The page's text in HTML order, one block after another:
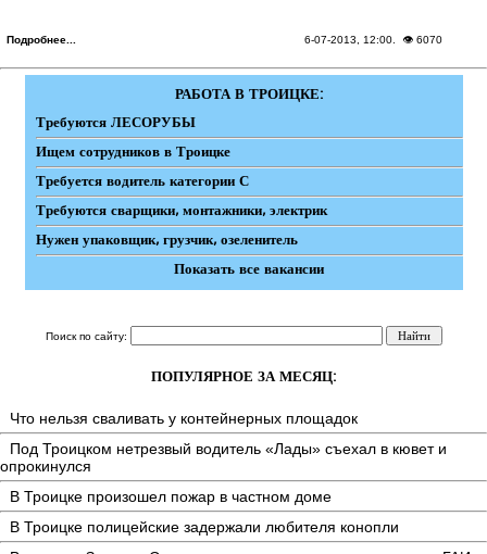
Подробнее... 6-07-2013, 12:00 . 👁 6070
РАБОТА В ТРОИЦКЕ:
Требуются ЛЕСОРУБЫ
Ищем сотрудников в Троицке
Требуется водитель категории С
Требуются сварщики, монтажники, электрик
Нужен упаковщик, грузчик, озеленитель
Показать все вакансии
Поиск по сайту:
ПОПУЛЯРНОЕ ЗА МЕСЯЦ:
Что нельзя сваливать у контейнерных площадок
Под Троицком нетрезвый водитель «Лады» съехал в кювет и
опрокинулся
В Троицке произошел пожар в частном доме
В Троицке полицейские задержали любителя конопли